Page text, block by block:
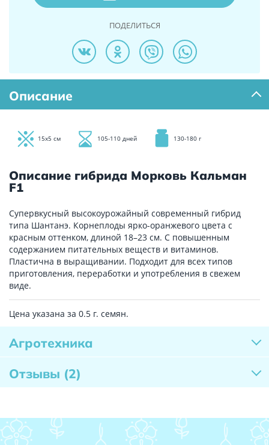
ПОДЕЛИТЬСЯ
Описание
15х5 см 105-110 дней 130-180 г
Описание гибрида Морковь Кальман
F1
Супервкусный высокоурожайный современный гибрид
типа Шантанэ. Корнеплоды ярко-оранжевого цвета с
красным оттенком, длиной 18–23 см. С повышенным
содержанием питательных веществ и витаминов.
Пластична в выращивании. Подходит для всех типов
приготовления, переработки и употребления в свежем
виде.
Цена указана за 0.5 г. семян.
Агротехника
Отзывы (2)